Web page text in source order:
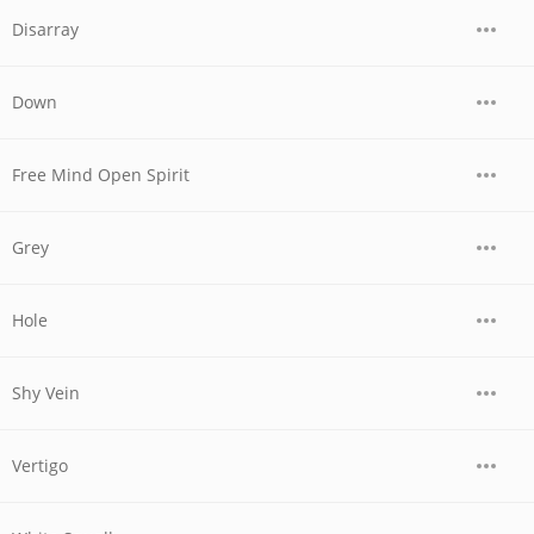
Disarray
Down
Free Mind Open Spirit
Grey
Hole
Shy Vein
Vertigo